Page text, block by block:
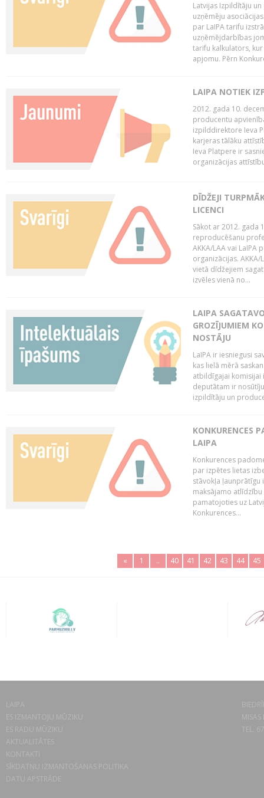
Latvijas Izpildītāju
uzņēmēju
par LaIPA tarifu
uzņēmējdarbības
tarifu kalkulators,
apjomu. Pērn
LAIPA NOTIEK
2012. gada 10.
producentu
izpilddirektore Ieva
karjeras tālāku
Ieva Platpere ir
organizācijas
DĪDŽEJI
LICENCI
Sākot ar 2012. gada
reproducēšanu
AKKA/LAA vai LaIPA
organizācijas.
vietā dīdžejiem
izvēles vienā no...
LAIPA
GROZĪJUMIEM
NOSTĀJU
LaIPA ir iesniegusi
kas lielā mērā
atbildīgajai komisijai
deputātam ir
izpildītāju un
KONKURENCES
LAIPA
Konkurences
par izpētes lietas
stāvokļa ļaunprātīgu
maksājamo
pamatojoties uz
Konkurences...
« 1 .. 40 41 42 43 44 45
LAIPA
ES IZMANTOJU MŪZIKU
ES RADU MŪZIKU
AKTUALITĀTES
KONTAKTI
SĪKDATŅU IZMANTOŠANAS POLITIKA
DATU APSTRĀDE
TEL.